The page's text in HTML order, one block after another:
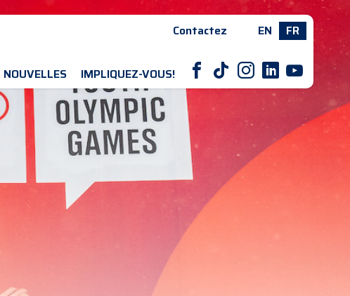
Contactez EN FR
NOUVELLES IMPLIQUEZ-VOUS! F T I L Y